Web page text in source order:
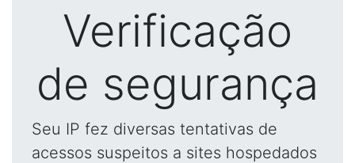
Verificação
de segurança
Seu IP fez diversas tentativas de
acessos suspeitos a sites hospedados